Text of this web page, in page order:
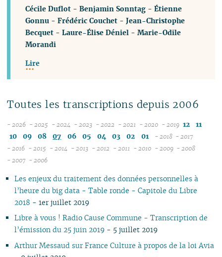
Cécile Duflot -Benjamin Sonntag -Étienne
Gonnu -Frédéric Couchet -Jean-Christophe
Becquet -Laure-Élise Déniel -Marie-Odile
Morandi
Lire
Toutes les transcriptions depuis 2006
- 2026
08
04
03
02
01
- 2025
12
08
07
06
05
04
02
- 2024
12
08
07
06
05
04
02
- 2023
12
08
07
05
04
02
- 2022
12
08
07
05
04
02
- 2021
12
08
07
05
04
02
- 2020
08
07
05
02
- 2019 12
11
10
09 08 07 06 05 04 03 02 01 - 2018
09
08
06
03
- 2017
09
08
06
03
- 2016
10
09
08
07
06
04
- 2015
10
09
08
07
06
04
- 2014
10
09
08
07
06
03
- 2013
09
08
02
- 2012
09
08
06
04
01
- 2011
10
09
07
06
04
- 2010
10
09
07
06
04
- 2009 - 2008
- 2007 - 2006
Les enjeux du traitement des données personnelles à
l’heure du big data - Table ronde - Capitole du Libre
2018 - 1er juillet 2019
Libre à vous ! Radio Cause Commune - Transcription de
l’émission du 25 juin 2019- 5 juillet 2019
Arthur Messaud sur France Culture à propos de la loi Avia